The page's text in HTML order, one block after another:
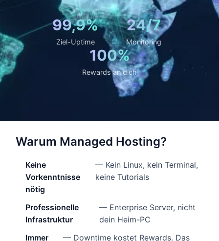
99,9%
Ziel-Uptime
24/7
Monitoring
100%
Rewards an dich
Warum Managed Hosting?
Keine
Vorkenntnisse
nötig
— Kein Linux, kein Terminal,
keine Tutorials
Professionelle
Infrastruktur
— Enterprise Server, nicht
dein Heim-PC
Immer
— Downtime kostet Rewards. Das